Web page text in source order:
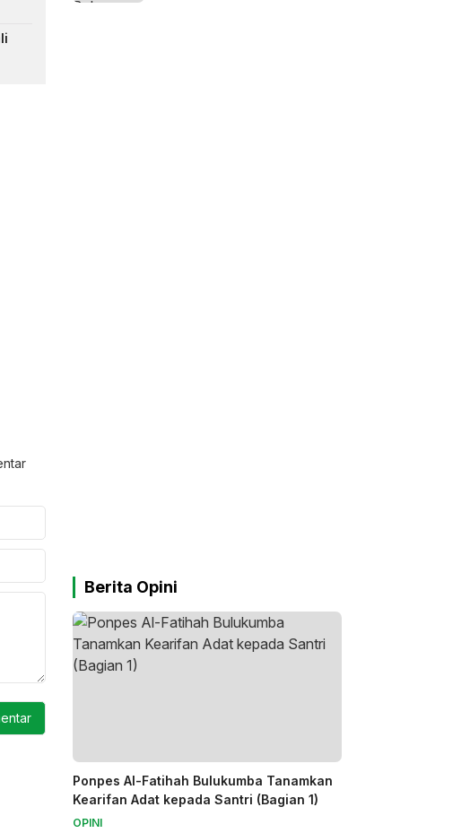
Berita Opini
Ponpes Al-Fatihah Bulukumba Tanamkan
Kearifan Adat kepada Santri (Bagian 1)
OPINI